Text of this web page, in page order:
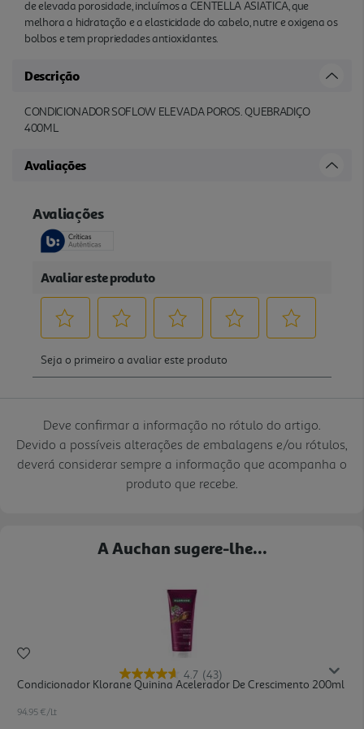
de elevada porosidade, incluímos a CENTELLA ASIATICA, que
melhora a hidratação e a elasticidade do cabelo, nutre e oxigena os
bolbos e tem propriedades antioxidantes.
Descrição
CONDICIONADOR SOFLOW ELEVADA POROS. QUEBRADIÇO
400ML
Avaliações
Deve confirmar a informação no rótulo do artigo.
Devido a possíveis alterações de embalagens e/ou rótulos,
deverá considerar sempre a informação que acompanha o
produto que recebe.
A Auchan sugere-lhe...
4.7 (43)
Condicionador Klorane Quinina Acelerador De Crescimento 200ml
94.95 €/Lt